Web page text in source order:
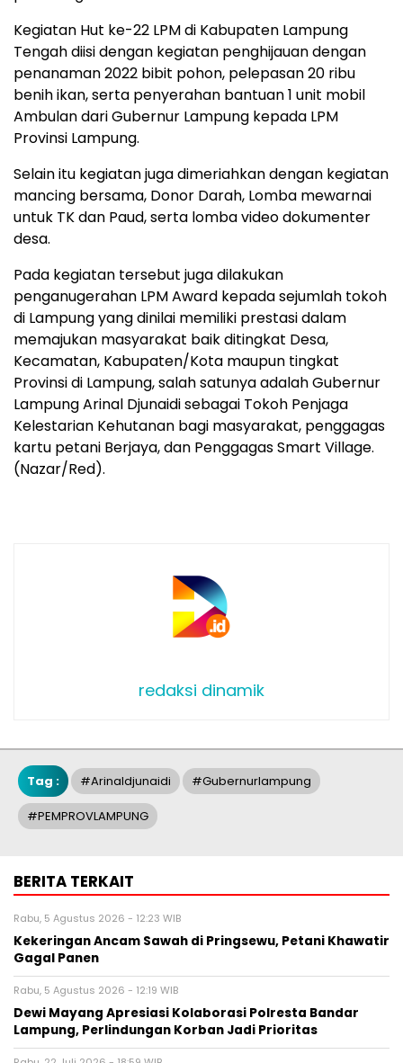
Kegiatan Hut ke-22 LPM di Kabupaten Lampung
Tengah diisi dengan kegiatan penghijauan dengan
penanaman 2022 bibit pohon, pelepasan 20 ribu
benih ikan, serta penyerahan bantuan 1 unit mobil
Ambulan dari Gubernur Lampung kepada LPM
Provinsi Lampung.
Selain itu kegiatan juga dimeriahkan dengan kegiatan
mancing bersama, Donor Darah, Lomba mewarnai
untuk TK dan Paud, serta lomba video dokumenter
desa.
Pada kegiatan tersebut juga dilakukan
penganugerahan LPM Award kepada sejumlah tokoh
di Lampung yang dinilai memiliki prestasi dalam
memajukan masyarakat baik ditingkat Desa,
Kecamatan, Kabupaten/Kota maupun tingkat
Provinsi di Lampung, salah satunya adalah Gubernur
Lampung Arinal Djunaidi sebagai Tokoh Penjaga
Kelestarian Kehutanan bagi masyarakat, penggagas
kartu petani Berjaya, dan Penggagas Smart Village.
(Nazar/Red).
redaksi dinamik
Tag : #arinaldjunaidi #gubernurlampung
#PEMPROVLAMPUNG
BERITA TERKAIT
Rabu, 5 Agustus 2026 - 12:23 WIB
Kekeringan Ancam Sawah di Pringsewu, Petani Khawatir
Gagal Panen
Rabu, 5 Agustus 2026 - 12:19 WIB
Dewi Mayang Apresiasi Kolaborasi Polresta Bandar
Lampung, Perlindungan Korban Jadi Prioritas